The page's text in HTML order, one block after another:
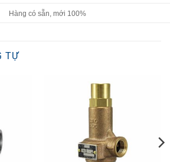
Hàng có sẵn, mới 100%
TỰ